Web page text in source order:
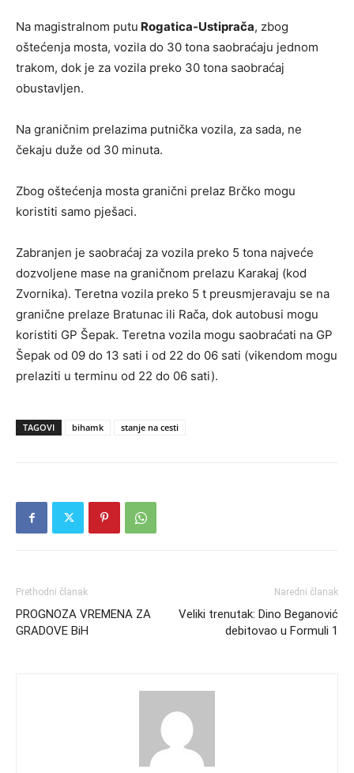
Na magistralnom putu Rogatica-Ustiprača, zbog
oštećenja mosta, vozila do 30 tona saobraćaju jednom
trakom, dok je za vozila preko 30 tona saobraćaj
obustavljen.
Na graničnim prelazima putnička vozila, za sada, ne
čekaju duže od 30 minuta.
Zbog oštećenja mosta granični prelaz Brčko mogu
koristiti samo pješaci.
Zabranjen je saobraćaj za vozila preko 5 tona najveće
dozvoljene mase na graničnom prelazu Karakaj (kod
Zvornika). Teretna vozila preko 5 t preusmjeravaju se na
granične prelaze Bratunac ili Rača, dok autobusi mogu
koristiti GP Šepak. Teretna vozila mogu saobraćati na GP
Šepak od 09 do 13 sati i od 22 do 06 sati (vikendom mogu
prelaziti u terminu od 22 do 06 sati).
TAGOVI bihamk stanje na cesti
Prethodni članak
PROGNOZA VREMENA ZA
GRADOVE BiH
Naredni članak
Veliki trenutak: Dino Beganović
debitovao u Formuli 1